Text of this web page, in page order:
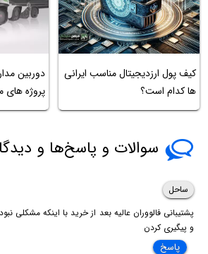
کیف پول ارزدیجیتال مناسب ایرانی
ها کدام است؟
دوربین
پروژه
سوالات و پاسخ‌ها و
ساحل
پشتیبانی فالووران عالیه بعد از خرید با اینکه مشکلی
و پیگیری کردن
پاسخ